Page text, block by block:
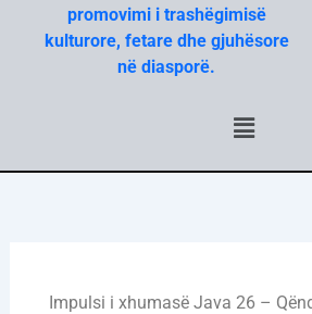
promovimi i trashëgimisë
kulturore, fetare dhe gjuhësore
në diasporë.
Menu
Impulsi i xhumasë Java 26 –